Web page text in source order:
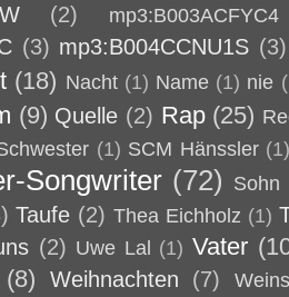
(2) mp3:B003ACFYC4
(3) mp3:B004CCNU1S (3)
(18) Nacht (1) Name (1) nie
(9) Quelle (2) Rap (25)
(1) SCM Hänssler
Songwriter (72) Sohn
Taufe (2) Thea Eichholz (1)
(2) Uwe Lal (1) Vater
(8) Weihnachten (7)